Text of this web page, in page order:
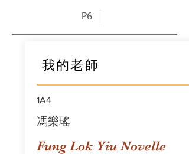
P6 ｜
我的老師
1A4
馮樂瑤
Fung Lok Yiu Novelle